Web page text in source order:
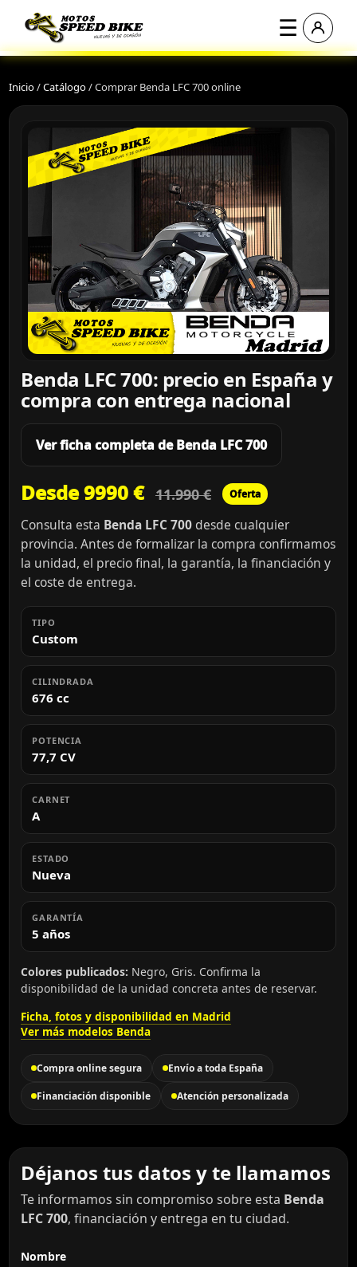
☰
Inicio/Catálogo/Comprar Benda LFC 700 online
Benda LFC 700: precio en España y
compra con entrega nacional
Ver ficha completa de Benda LFC 700
Desde 9990 € 11.990 € Oferta
Consulta esta Benda LFC 700 desde cualquier
provincia. Antes de formalizar la compra confirmamos
la unidad, el precio final, la garantía, la financiación y
el coste de entrega.
TIPO
Custom
CILINDRADA
676 cc
POTENCIA
77,7 CV
CARNET
A
ESTADO
Nueva
GARANTÍA
5 años
Colores publicados: Negro, Gris. Confirma la
disponibilidad de la unidad concreta antes de reservar.
Ficha, fotos y disponibilidad en Madrid
Ver más modelos Benda
Compra online segura Envío a toda España
Financiación disponible Atención personalizada
Déjanos tus datos y te llamamos
Te informamos sin compromiso sobre esta Benda
LFC 700, financiación y entrega en tu ciudad.
Nombre